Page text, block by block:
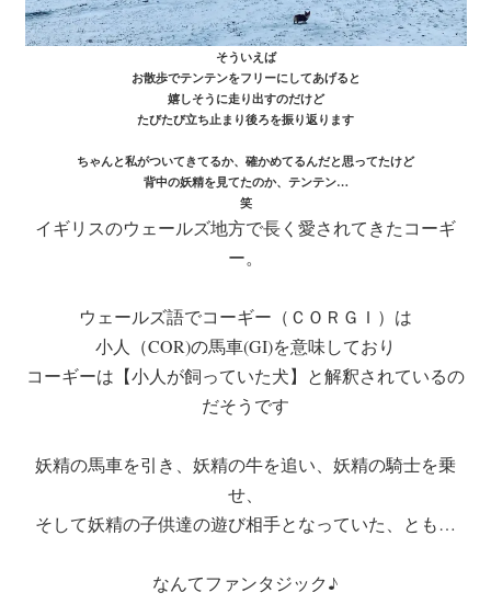
そういえば
お散歩でテンテンをフリーにしてあげると
嬉しそうに走り出すのだけど
たびたび立ち止まり後ろを振り返ります
ちゃんと私がついてきてるか、確かめてるんだと思ってたけど
背中の妖精を見てたのか、テンテン…
笑
イギリスのウェールズ地方で長く愛されてきたコーギ
ー。
ウェールズ語でコーギー（ＣＯＲＧＩ）は
小人（COR)の馬車(GI)を意味しており
コーギーは【小人が飼っていた犬】と解釈されているの
だそうです
妖精の馬車を引き、妖精の牛を追い、妖精の騎士を乗
せ、
そして妖精の子供達の遊び相手となっていた、とも…
なんてファンタジック♪